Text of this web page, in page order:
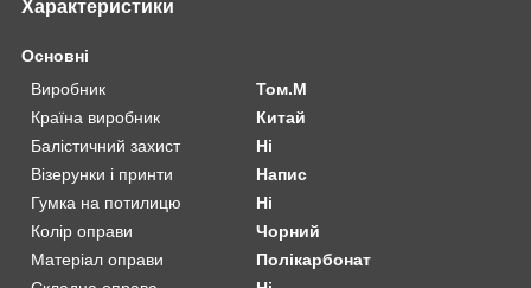
Характеристики
Основні
Виробник
Том.М
Країна виробник
Китай
Балістичний захист
Ні
Візерунки і принти
Напис
Гумка на потилицю
Ні
Колір оправи
Чорний
Матеріал оправи
Полікарбонат